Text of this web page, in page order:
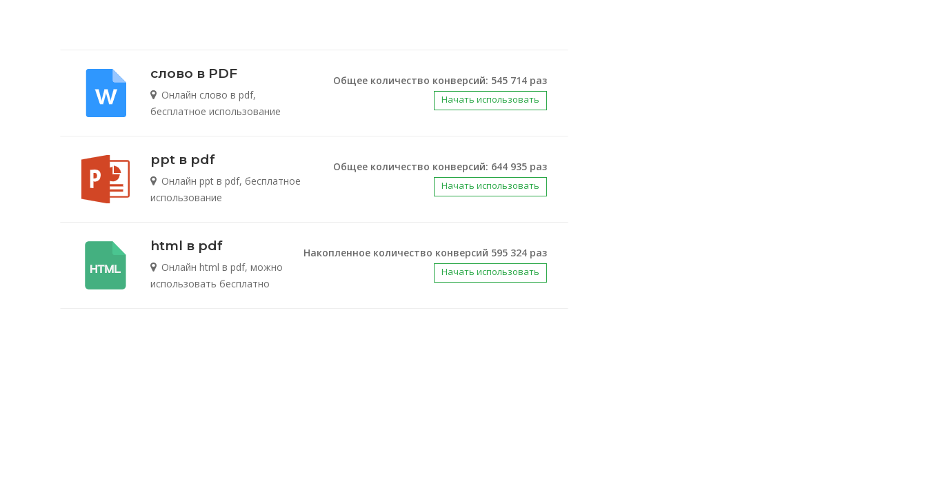
Общее количество конверсий: 545 714 раз
Начать использовать
слово в PDF
Онлайн слово в pdf,
бесплатное использование
Общее количество конверсий: 644 935 раз
Начать использовать
ppt в pdf
Онлайн ppt в pdf, бесплатное
использование
Накопленное количество конверсий 595 324 раз
Начать использовать
html в pdf
Онлайн html в pdf, можно
использовать бесплатно